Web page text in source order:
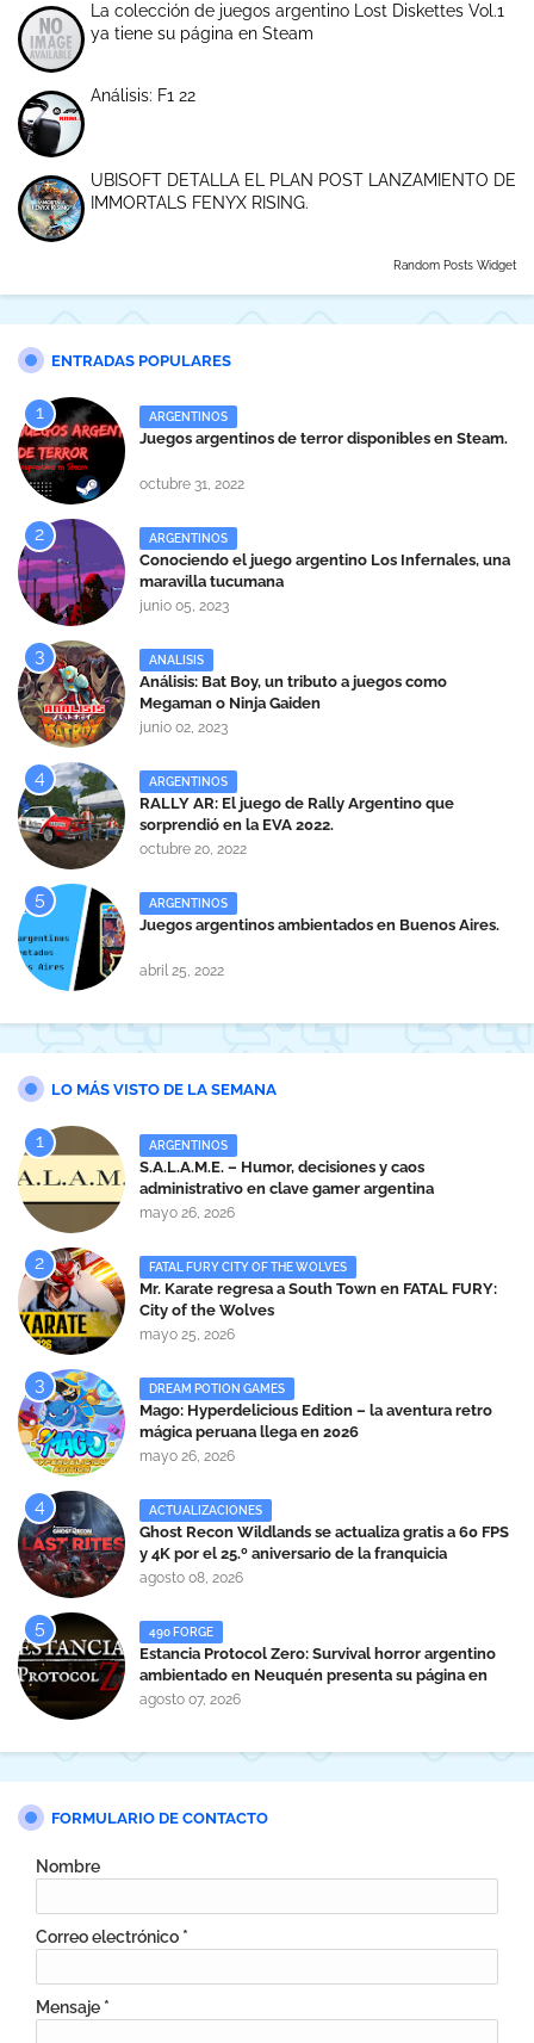
La colección de juegos argentino Lost Diskettes Vol.1
ya tiene su página en Steam
Análisis: F1 22
UBISOFT DETALLA EL PLAN POST LANZAMIENTO DE
IMMORTALS FENYX RISING.
Random Posts Widget
ENTRADAS POPULARES
ARGENTINOS
Juegos argentinos de terror disponibles en Steam.
octubre 31, 2022
ARGENTINOS
Conociendo el juego argentino Los Infernales, una
maravilla tucumana
junio 05, 2023
ANALISIS
Análisis: Bat Boy, un tributo a juegos como
Megaman o Ninja Gaiden
junio 02, 2023
ARGENTINOS
RALLY AR: El juego de Rally Argentino que
sorprendió en la EVA 2022.
octubre 20, 2022
ARGENTINOS
Juegos argentinos ambientados en Buenos Aires.
abril 25, 2022
LO MÁS VISTO DE LA SEMANA
ARGENTINOS
S.A.L.A.M.E. – Humor, decisiones y caos
administrativo en clave gamer argentina
mayo 26, 2026
FATAL FURY CITY OF THE WOLVES
Mr. Karate regresa a South Town en FATAL FURY:
City of the Wolves
mayo 25, 2026
DREAM POTION GAMES
Mago: Hyperdelicious Edition – la aventura retro
mágica peruana llega en 2026
mayo 26, 2026
ACTUALIZACIONES
Ghost Recon Wildlands se actualiza gratis a 60 FPS
y 4K por el 25.º aniversario de la franquicia
agosto 08, 2026
490 FORGE
Estancia Protocol Zero: Survival horror argentino
ambientado en Neuquén presenta su página en
Steam
agosto 07, 2026
FORMULARIO DE CONTACTO
Nombre
Correo electrónico *
Mensaje *